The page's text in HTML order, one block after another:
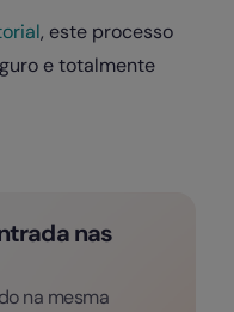
, este processo
e totalmente
nas
na mesma